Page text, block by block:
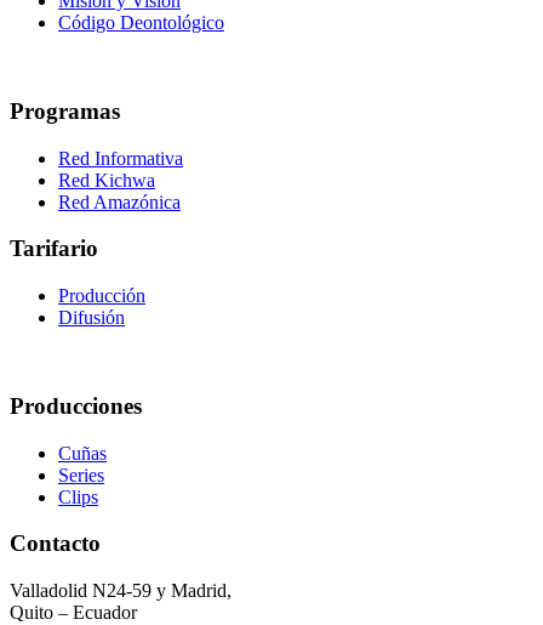
Código Deontológico
Programas
Red Informativa
Red Kichwa
Red Amazónica
Tarifario
Producción
Difusión
Producciones
Cuñas
Series
Clips
Contacto
Valladolid N24-59 y Madrid,
Quito – Ecuador